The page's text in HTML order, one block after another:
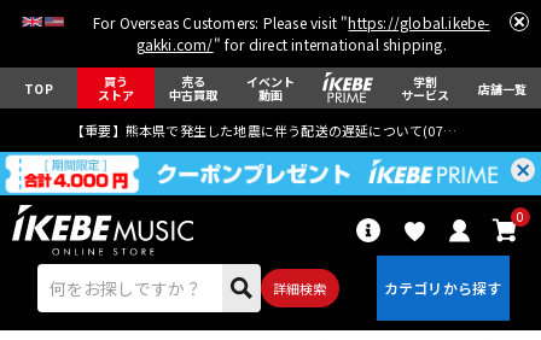
For Overseas Customers: Please visit "https://global.ikebe-
gakki.com/" for direct international shipping.
TOP 買う
ストア
売る
中古買取
イベント
動画
学割
サービス 店舗一覧
【重要】熊本県で発生した地震に伴う配送の遅延について(07月29日
詳細検索
0